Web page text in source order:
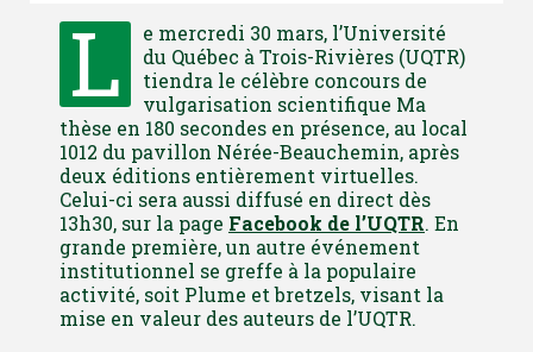
L
e mercredi 30 mars, l’Université
du Québec à Trois-Rivières (UQTR)
tiendra le célèbre concours de
vulgarisation scientifique Ma
thèse en 180 secondes en présence, au local
1012 du pavillon Nérée-Beauchemin, après
deux éditions entièrement virtuelles.
Celui-ci sera aussi diffusé en direct dès
13h30, sur la page Facebook de l’UQTR. En
grande première, un autre événement
institutionnel se greffe à la populaire
activité, soit Plume et bretzels, visant la
mise en valeur des auteurs de l’UQTR.